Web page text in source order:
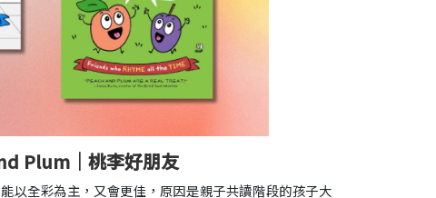
Plum｜桃李好朋友
以全彩為主，又會更佳，原因是親子共讀階段的孩子大